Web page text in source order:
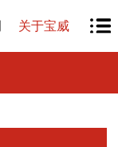
关于宝威